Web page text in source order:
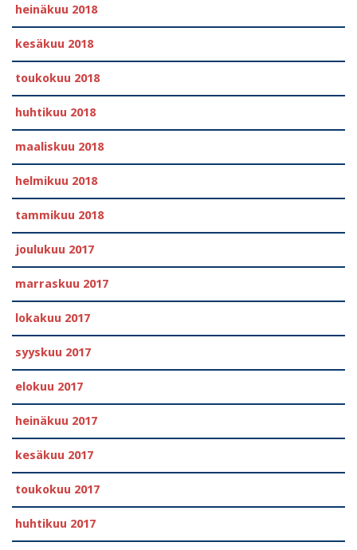
heinäkuu 2018
kesäkuu 2018
toukokuu 2018
huhtikuu 2018
maaliskuu 2018
helmikuu 2018
tammikuu 2018
joulukuu 2017
marraskuu 2017
lokakuu 2017
syyskuu 2017
elokuu 2017
heinäkuu 2017
kesäkuu 2017
toukokuu 2017
huhtikuu 2017